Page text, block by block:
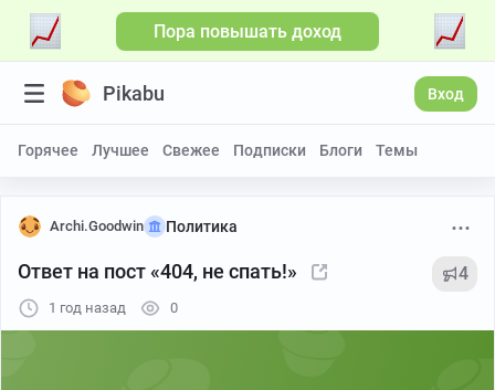
Пора повышать доход
Pikabu Вход
Горячее Лучшее Свежее Подписки Блоги Темы
Archi.Goodwin Политика
Ответ на пост «404, не спать!» 4
1 год назад 0